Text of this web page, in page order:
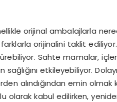
orijinal ambalajlarla
orijinalini taklit
Sahte mamalar,
etkileyebiliyor.
alındığından emin
olarak kabul edilirken,